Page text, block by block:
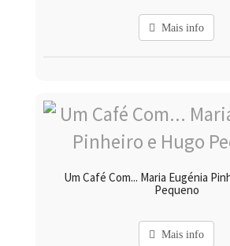
Mais info
Um Café Com... Maria Eugénia
Pequeno
Mais info